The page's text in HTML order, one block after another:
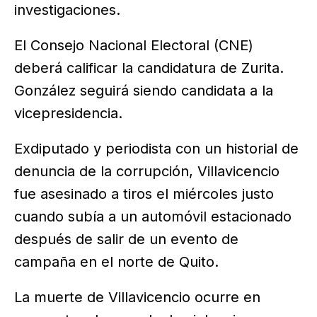
investigaciones.
El Consejo Nacional Electoral (CNE)
deberá calificar la candidatura de Zurita.
González seguirá siendo candidata a la
vicepresidencia.
Exdiputado y periodista con un historial de
denuncia de la corrupción, Villavicencio
fue asesinado a tiros el miércoles justo
cuando subía a un automóvil estacionado
después de salir de un evento de
campaña en el norte de Quito.
La muerte de Villavicencio ocurre en